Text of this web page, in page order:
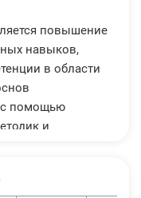
повышение
навыков,
в области
с помощью
и